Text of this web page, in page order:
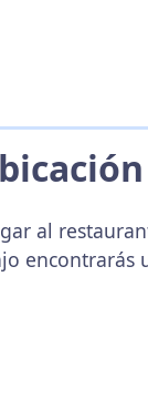
al
encontrarás